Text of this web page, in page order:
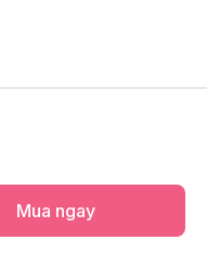
Mua ngay